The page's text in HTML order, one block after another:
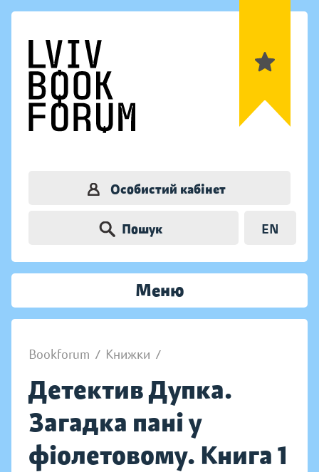
Особистий кабінет
Пошук EN
Меню
Bookforum / Книжки /
Детектив Дупка.
Загадка пані у
фіолетовому. Книга 1